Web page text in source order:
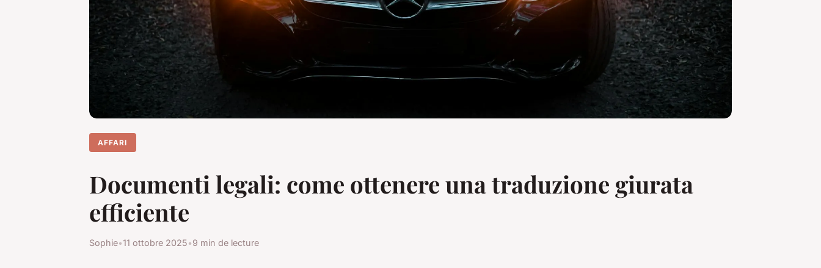
AFFARI
Documenti legali: come ottenere una traduzione giurata
efficiente
Sophie•11 ottobre 2025•9 min de lecture